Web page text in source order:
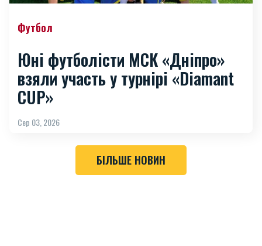
Футбол
Юні футболісти МСК «Дніпро»
взяли участь у турнірі «Diamant
CUP»
Сер 03, 2026
БІЛЬШЕ НОВИН